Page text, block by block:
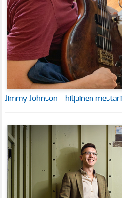
Jimmy Johnson – hiljainen mestari